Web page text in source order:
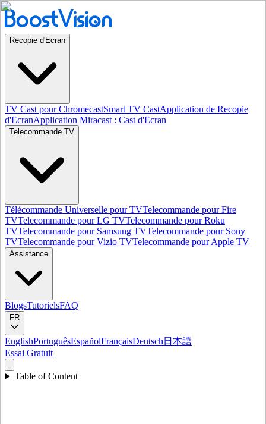
Recopie d'Ecran
TV Cast pour ChromecastSmart TV CastApplication de Recopie
d'EcranApplication Miracast : Cast d'Ecran
Telecommande TV
Télécommande Universelle pour TVTelecommande pour Fire
TVTelecommande pour LG TVTelecommande pour Roku
TVTelecommande pour Samsung TVTelecommande pour Sony
TVTelecommande pour Vizio TVTelecommande pour Apple TV
Assistance
BlogsTutorielsFAQ
FR
EnglishPortuguêsEspañolFrançaisDeutsch 日本語
Essai Gratuit
Table of Content